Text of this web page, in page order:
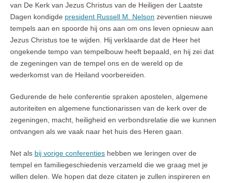
van De Kerk van Jezus Christus van de Heiligen der Laatste
Dagen kondigde president Russell M. Nelson zeventien nieuwe
tempels aan en spoorde hij ons aan om ons leven opnieuw aan
Jezus Christus toe te wijden. Hij verklaarde dat de Heer het
ongekende tempo van tempelbouw heeft bepaald, en hij zei dat
de zegeningen van de tempel ons en de wereld op de
wederkomst van de Heiland voorbereiden.
Gedurende de hele conferentie spraken apostelen, algemene
autoriteiten en algemene functionarissen van de kerk over de
zegeningen, macht, heiligheid en verbondsrelatie die we kunnen
ontvangen als we vaak naar het huis des Heren gaan.
Net als bij vorige conferenties hebben we leringen over de
tempel en familiegeschiedenis verzameld die we graag met je
willen delen. We hopen dat deze citaten je zullen inspireren en